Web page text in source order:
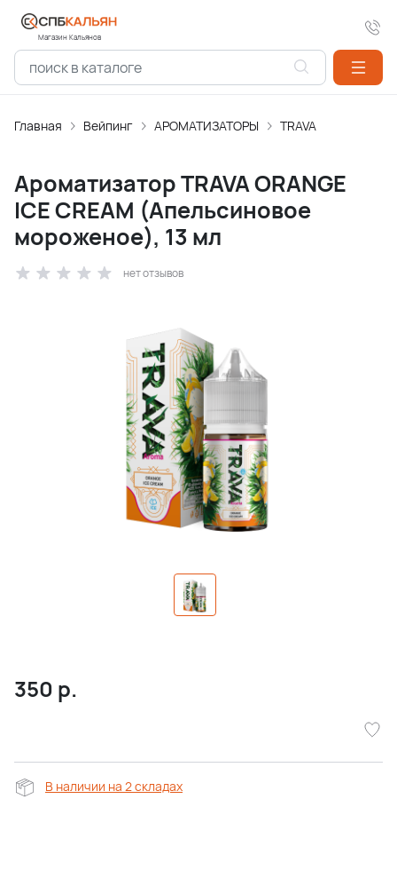
Магазин Кальянов
Главная Вейпинг АРОМАТИЗАТОPЫ TRAVA
Ароматизатор TRAVA ORANGE
ICE CREAM (Апельсиновое
мороженое), 13 мл
нет отзывов
350 р.
В наличии на 2 складах